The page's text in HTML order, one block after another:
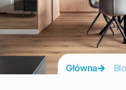
Główna